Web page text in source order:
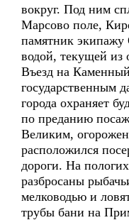
вокруг. Под ним
Марсово поле,
памятник экипажу
водой, текущей из
Въезд на
государственным
города охраняет
по преданию
Великим,
расположился
дороги. На
разбросаны
мелководью и
трубы бани на